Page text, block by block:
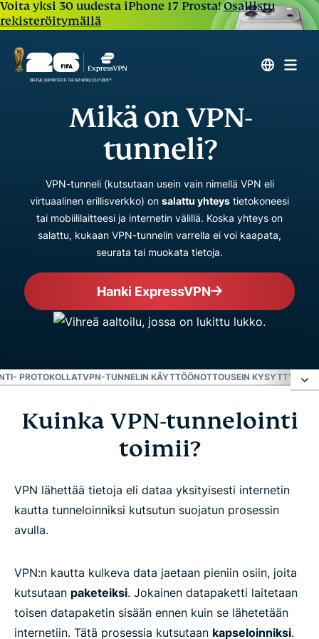
Voita yksi 30 uudesta iPhone 17 Prosta!Osallistu
rekisteröitymällä
Mikä on VPN-
tunneli?
VPN-tunneli (kutsutaan usein vain nimellä VPN eli
virtuaalinen erillisverkko) on salattu yhteys tietokoneesi
tai mobiililaitteesi ja internetin välillä. Koska yhteys on
salattu, kukaan VPN-tunnelin varrella ei voi kaapata,
seurata tai muokata tietoja.
Hanki ExpressVPN
PROTOKOLLATVPN-TUNNELIN KÄYTTÖÖNOTTOUSEIN KYSYTTYÄ:
Kuinka VPN-tunnelointi toimii?
VPN-tunneli suojaa sijaintisi
VPN-tunnelointi- protokollat
Usein kysyttyä: VPN ja tunnelointi
Lue lisää VPN:istä
Kuinka VPN-tunnelointi
toimii?
VPN lähettää tietoja eli dataa yksityisesti internetin
kautta tunneloinniksi kutsutun suojatun prosessin
avulla.
VPN:n kautta kulkeva data jaetaan pieniin osiin, joita
kutsutaan paketeiksi. Jokainen datapaketti laitetaan
toisen datapaketin sisään ennen kuin se lähetetään
internetiin. Tätä prosessia kutsutaan kapseloinniksi.